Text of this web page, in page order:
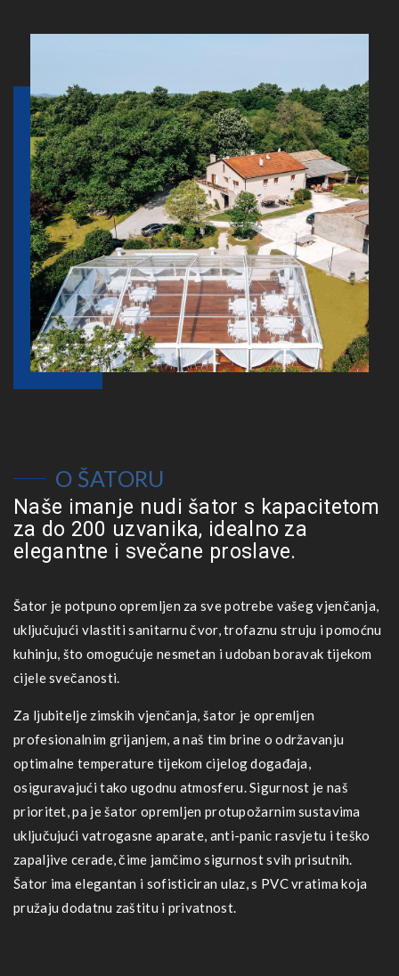
O ŠATORU
Naše imanje nudi šator s kapacitetom
za do 200 uzvanika, idealno za
elegantne i svečane proslave.
Šator je potpuno opremljen za sve potrebe vašeg vjenčanja,
uključujući vlastiti sanitarnu čvor, trofaznu struju i pomoćnu
kuhinju, što omogućuje nesmetan i udoban boravak tijekom
cijele svečanosti.
Za ljubitelje zimskih vjenčanja, šator je opremljen
profesionalnim grijanjem, a naš tim brine o održavanju
optimalne temperature tijekom cijelog događaja,
osiguravajući tako ugodnu atmosferu. Sigurnost je naš
prioritet, pa je šator opremljen protupožarnim sustavima
uključujući vatrogasne aparate, anti-panic rasvjetu i teško
zapaljive cerade, čime jamčimo sigurnost svih prisutnih.
Šator ima elegantan i sofisticiran ulaz, s PVC vratima koja
pružaju dodatnu zaštitu i privatnost.